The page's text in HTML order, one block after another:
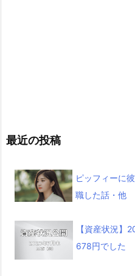
最近の投稿
ピッフィーに
職した話・他
【資産状況】
678円でした